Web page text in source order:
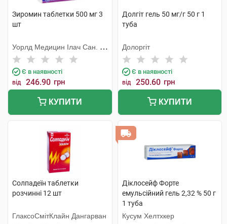
Зиромин таблетки 500 мг 3
шт
Уорлд Медицин Ілач Сан. Ве
Тідж
Є в наявності
від 246.90 грн
КУПИТИ
Долгіт гель 50 мг/г 50 г 1
туба
Долоргіт
Є в наявності
від 250.60 грн
КУПИТИ
Солпадеїн таблетки
розчинні 12 шт
ГлаксоСмітКлайн Дангарван
Діклосейф Форте
емульсійний гель 2,32 % 50 г
1 туба
Кусум Хелтхкер